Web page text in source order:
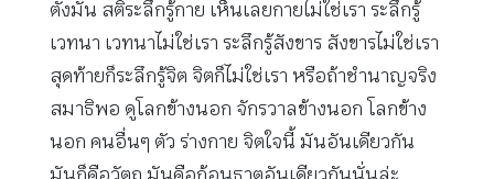
ตั้งมั่น สติระลึกรู้กาย เห็นเลยกายไม่ใช่เรา ระลึกรู้
เวทนา เวทนาไม่ใช่เรา ระลึกรู้สังขาร สังขารไม่ใช่เรา
สุดท้ายก็ระลึกรู้จิต จิตก็ไม่ใช่เรา หรือถ้าชำนาญจริง
สมาธิพอ ดูโลกข้างนอก จักรวาลข้างนอก โลกข้าง
นอก คนอื่นๆ ตัว ร่างกาย จิตใจนี้ มันอันเดียวกัน